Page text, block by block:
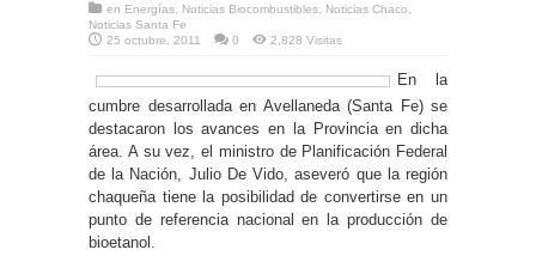
en Energías Noticias Biocombustibles Noticias Chaco
Noticias Santa Fe
25 octubre, 2011
0 2,828 Visitas
En la
cumbre desarrollada en Avellaneda (Santa Fe) se
destacaron los avances en la Provincia en dicha
área. A su vez, el ministro de Planificación Federal
de la Nación, Julio De Vido, aseveró que la región
chaqueña tiene la posibilidad de convertirse en un
punto de referencia nacional en la producción de
bioetanol.